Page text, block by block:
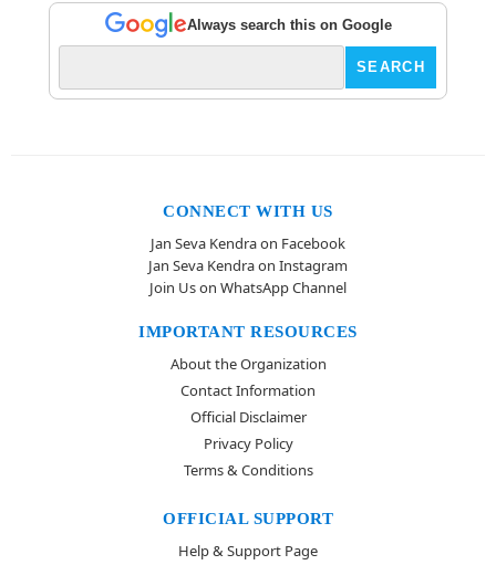
Always search this on Google
CONNECT WITH US
Jan Seva Kendra on Facebook
Jan Seva Kendra on Instagram
Join Us on WhatsApp Channel
IMPORTANT RESOURCES
About the Organization
Contact Information
Official Disclaimer
Privacy Policy
Terms & Conditions
OFFICIAL SUPPORT
Help & Support Page